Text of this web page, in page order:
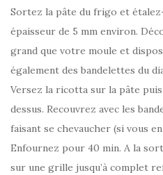
Sortez la pâte du frigo et
épaisseur de 5 mm environ.
grand que votre moule et
également des bandelettes du
Versez la ricotta sur la pâte
dessus. Recouvrez avec les
faisant se chevaucher (si vous
Enfournez pour 40 min. A la
sur une grille jusqu’à complet